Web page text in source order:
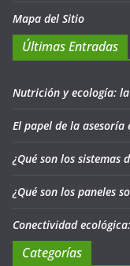
Mapa del Sitio
Últimas Entradas
Nutrición y ecología:
El papel de la
¿Qué son los
¿Qué son los paneles
Conectividad
Categorías